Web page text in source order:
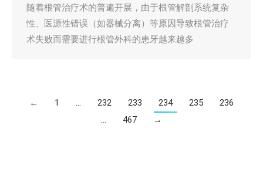
随着根管治疗术的普遍开展，由于根管解剖系统复杂
性、医源性错误（如器械分离）等原因导致根管治疗
术失败而需要进行根管外科的患牙越来越多
← 1 … 232 233 234 235
236
…
467 →